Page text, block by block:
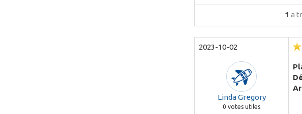
1 a
2023-10-02
Linda Gregory
0 votes utiles